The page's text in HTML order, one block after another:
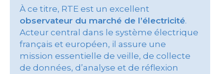
À ce titre, RTE est un excellent
observateur du marché de l’électricité.
Acteur central dans le système électrique
français et européen, il assure une
mission essentielle de veille, de collecte
de données, d’analyse et de réflexion